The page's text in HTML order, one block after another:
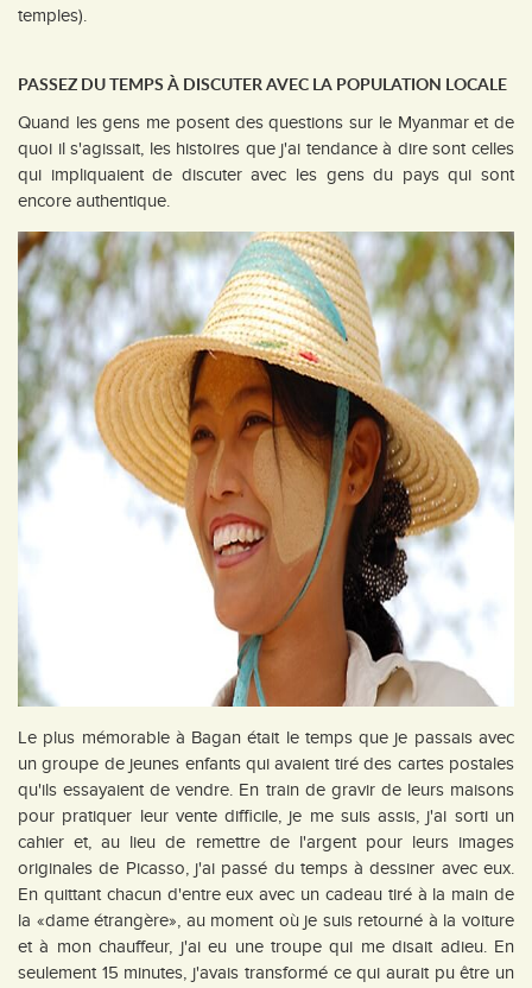
temples).
PASSEZ DU TEMPS À DISCUTER AVEC LA POPULATION LOCALE
Quand les gens me posent des questions sur le Myanmar et de
quoi il s'agissait, les histoires que j'ai tendance à dire sont celles
qui impliquaient de discuter avec les gens du pays qui sont
encore authentique.
Le plus mémorable à Bagan était le temps que je passais avec
un groupe de jeunes enfants qui avaient tiré des cartes postales
qu'ils essayaient de vendre. En train de gravir de leurs maisons
pour pratiquer leur vente difficile, je me suis assis, j'ai sorti un
cahier et, au lieu de remettre de l'argent pour leurs images
originales de Picasso, j'ai passé du temps à dessiner avec eux.
En quittant chacun d'entre eux avec un cadeau tiré à la main de
la «dame étrangère», au moment où je suis retourné à la voiture
et à mon chauffeur, j'ai eu une troupe qui me disait adieu. En
seulement 15 minutes, j'avais transformé ce qui aurait pu être un